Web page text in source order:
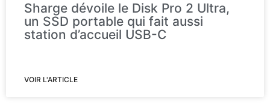
Sharge dévoile le Disk Pro 2 Ultra,
un SSD portable qui fait aussi
station d’accueil USB-C
VOIR L'ARTICLE